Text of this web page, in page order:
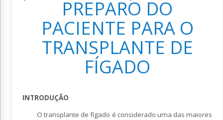
PREPARO DO
PACIENTE PARA O
TRANSPLANTE DE
FÍGADO
INTRODUÇÃO
O transplante de fígado é considerado uma das maiores